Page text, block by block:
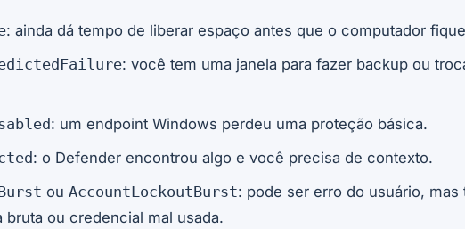
: ainda dá tempo de liberar espaço antes que o computador
: você tem uma janela para fazer backup ou
: um endpoint Windows perdeu uma proteção básica.
: o Defender encontrou algo e você precisa de contexto.
ou AccountLockoutBurst: pode ser erro do usuário, mas
bruta ou credencial mal usada.